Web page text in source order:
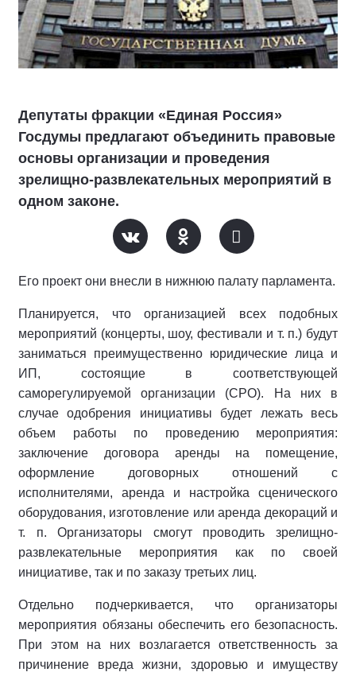
Депутаты фракции «Единая Россия»
Госдумы предлагают объединить правовые
основы организации и проведения
зрелищно-развлекательных мероприятий в
одном законе.
Его проект они внесли в нижнюю палату парламента.
Планируется, что организацией всех подобных
мероприятий (концерты, шоу, фестивали и т. п.) будут
заниматься преимущественно юридические лица и
ИП, состоящие в соответствующей
саморегулируемой организации (СРО). На них в
случае одобрения инициативы будет лежать весь
объем работы по проведению мероприятия:
заключение договора аренды на помещение,
оформление договорных отношений с
исполнителями, аренда и настройка сценического
оборудования, изготовление или аренда декораций и
т. п. Организаторы смогут проводить зрелищно-
развлекательные мероприятия как по своей
инициативе, так и по заказу третьих лиц.
Отдельно подчеркивается, что организаторы
мероприятия обязаны обеспечить его безопасность.
При этом на них возлагается ответственность за
причинение вреда жизни, здоровью и имуществу